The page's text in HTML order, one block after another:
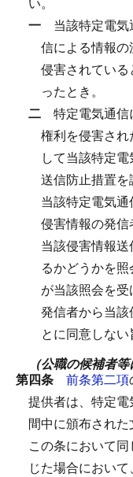
一 当該特定電
信による情報
侵害されてい
ったとき。
二 特定電気通
権利を侵害さ
して当該特定
送信防止措置を
当該特定電気
侵害情報の発
当該侵害情報
るかどうかを
が当該照会を
発信者から当
とに同意しない
（公職の候補者
第四条 前条第二項
提供者は、特定
間中に頒布され
この条において
じた場合におい